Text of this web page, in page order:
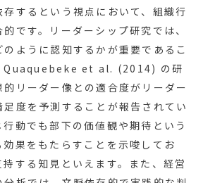
するという視点において、組織行
です。リーダーシップ研究では、
ように認知するかが重要であるこ
Quaquebeke et al. (2014) の研
リーダー像との適合度がリーダー
度を予測することが報告されてい
動でも部下の価値観や期待という
果をもたらすことを示唆してお
する知見といえます。また、経営